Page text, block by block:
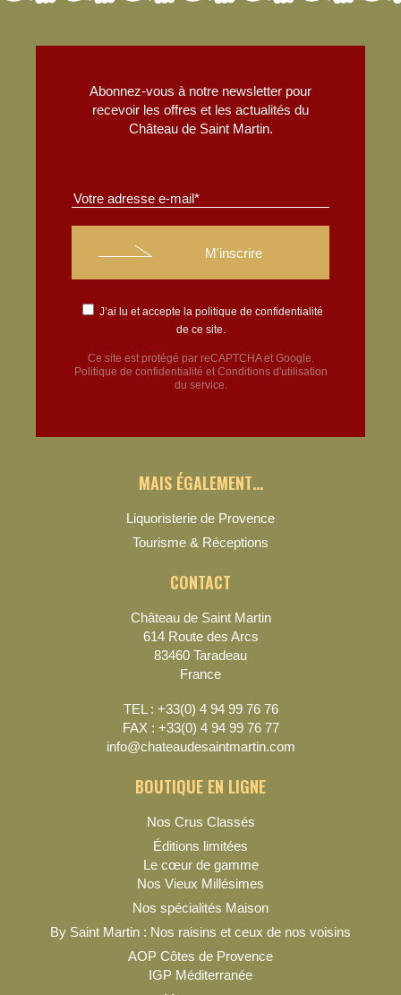
Abonnez-vous à notre newsletter pour
recevoir les offres et les actualités du
Château de Saint Martin.
J’ai lu et accepte la politique de confidentialité
de ce site.
Ce site est protégé par reCAPTCHA et Google.
Politique de confidentialité et Conditions d'utilisation
du service.
MAIS ÉGALEMENT…
Liquoristerie de Provence
Tourisme & Réceptions
CONTACT
Château de Saint Martin
614 Route des Arcs
83460 Taradeau
France
TEL : +33(0) 4 94 99 76 76
FAX : +33(0) 4 94 99 76 77
info@chateaudesaintmartin.com
BOUTIQUE EN LIGNE
Nos Crus Classés
Éditions limitées
Le cœur de gamme
Nos Vieux Millésimes
Nos spécialités Maison
By Saint Martin : Nos raisins et ceux de nos voisins
AOP Côtes de Provence
IGP Méditerranée